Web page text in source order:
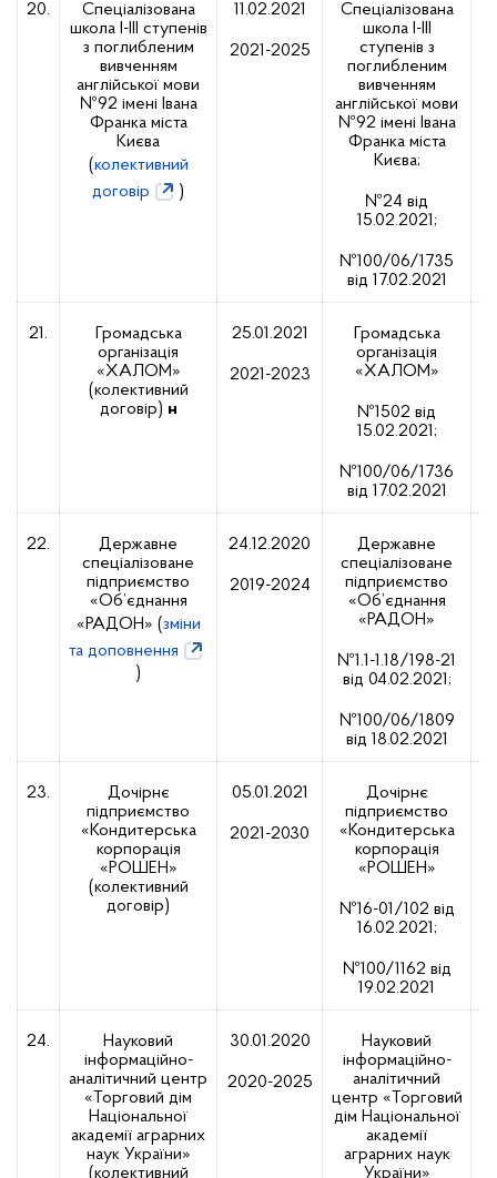
20.
Спеціалізована
школа І-ІІІ ступенів
з поглибленим
вивченням
англійської мови
№92 імені Івана
Франка міста
Києва
(колективний
договір
)
11.02.2021
2021-2025
Спеціалізована
школа І-ІІІ
ступенів з
поглибленим
вивченням
англійської мови
№92 імені Івана
Франка міста
Києва;
№24 від
15.02.2021;
№100/06/1735
від 17.02.2021
21.
Громадська
організація
«ХАЛОМ»
(колективний
договір) н
25.01.2021
2021-2023
Громадська
організація
«ХАЛОМ»
№1502 від
15.02.2021;
№100/06/1736
від 17.02.2021
22.
Державне
спеціалізоване
підприємство
«Об’єднання
«РАДОН» (зміни
та доповнення
)
24.12.2020
2019-2024
Державне
спеціалізоване
підприємство
«Об’єднання
«РАДОН»
№1.1-1.18/198-21
від 04.02.2021;
№100/06/1809
від 18.02.2021
23.
Дочірнє
підприємство
«Кондитерська
корпорація
«РОШЕН»
(колективний
договір)
05.01.2021
2021-2030
Дочірнє
підприємство
«Кондитерська
корпорація
«РОШЕН»
№16-01/102 від
16.02.2021;
№100/1162 від
19.02.2021
24.
Науковий
інформаційно-
аналітичний центр
«Торговий дім
Національної
академії аграрних
наук України»
(колективний
30.01.2020
2020-2025
Науковий
інформаційно-
аналітичний
центр «Торговий
дім Національної
академії
аграрних наук
України»